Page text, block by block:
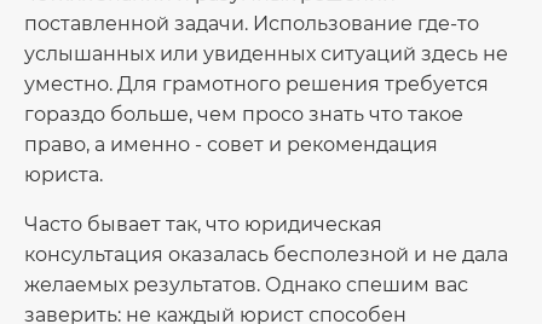
поставленной задачи. Использование где-то
услышанных или увиденных ситуаций здесь не
уместно. Для грамотного решения требуется
гораздо больше, чем просо знать что такое
право, а именно - совет и рекомендация
юриста.
Часто бывает так, что юридическая
консультация оказалась бесполезной и не дала
желаемых результатов. Однако спешим вас
заверить: не каждый юрист способен